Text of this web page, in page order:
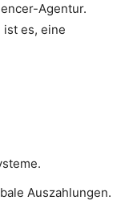
Agentur.
es, eine
Auszahlungen.